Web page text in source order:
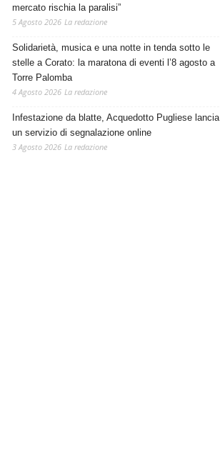
mercato rischia la paralisi”
5 Agosto 2026 La redazione
Solidarietà, musica e una notte in tenda sotto le
stelle a Corato: la maratona di eventi l’8 agosto a
Torre Palomba
4 Agosto 2026 La redazione
Infestazione da blatte, Acquedotto Pugliese lancia
un servizio di segnalazione online
3 Agosto 2026 La redazione